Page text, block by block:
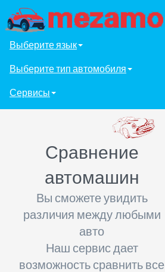
Выберите язык
Выберите тип автомобиля
Сервисы
Сравнение
автомашин
Вы сможете увидить
различия между любыми
авто
Наш сервис дает
возможность сравнить все